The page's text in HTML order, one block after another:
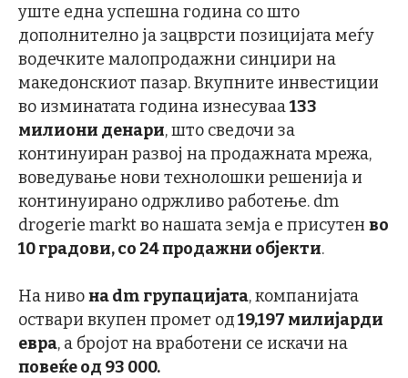
уште една успешна година со што
дополнително ја зацврсти позицијата меѓу
водечките малопродажни синџири на
македонскиот пазар. Вкупните инвестиции
во изминатата година изнесуваа133
милиони денари, што сведочи за
континуиран развој на продажната мрежа,
воведување нови технолошки решенија и
континуирано одржливо работење. dm
drogerie markt во нашата земја е присутен во
10 градови, со 24 продажни објекти.
На нивона dm групацијата, компанијата
оствари вкупен промет од19,197 милијарди
евра, а бројот на вработени се искачи на
повеќе од 93 000.